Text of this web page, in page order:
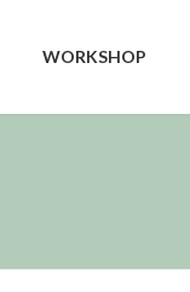
WORKSHOP